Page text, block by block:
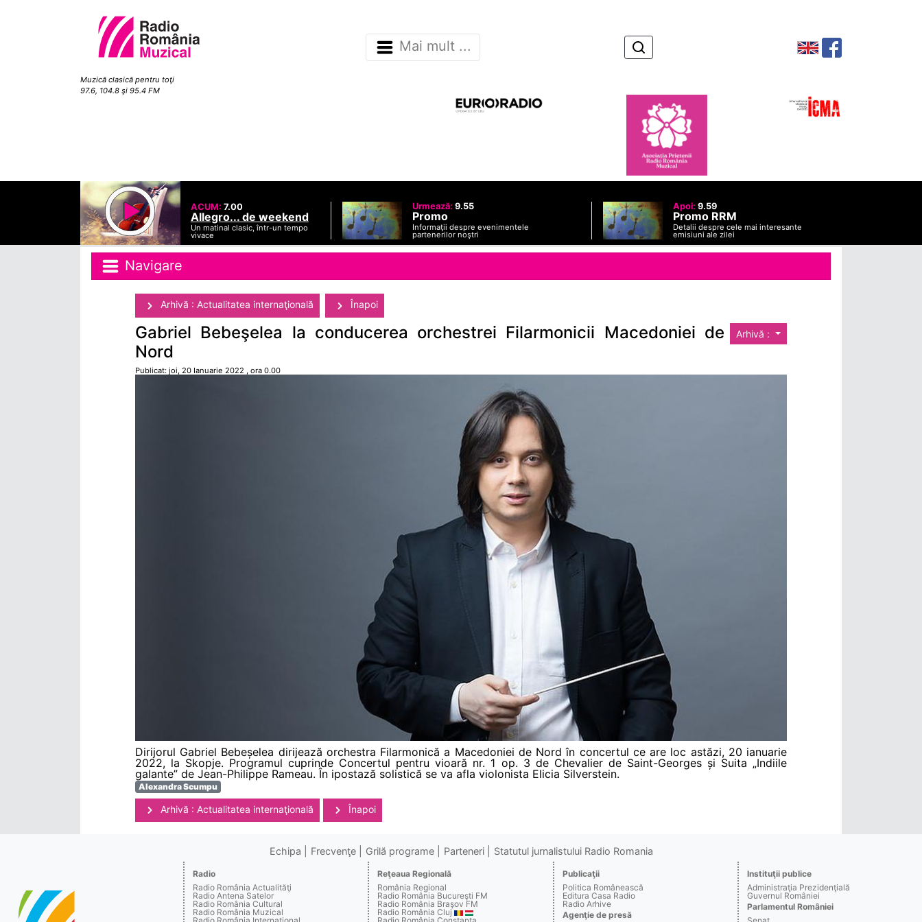
Muzică clasică pentru toţi
97.6, 104.8 şi 95.4 FM
Mai mult ...
ACUM: 7.00
Allegro... de weekend
Un matinal clasic, într-un tempo
vivace
Urmează: 9.55
Promo
Informaţii despre evenimentele
partenerilor noştri
Apoi: 9.59
Promo RRM
Detalii despre cele mai interesante
emisiuni ale zilei
Navigare
Arhivă : Actualitatea internaţională Înapoi
Arhivă :
Gabriel Bebeşelea la conducerea orchestrei Filarmonicii Macedoniei de
Nord
Publicat: joi, 20 Ianuarie 2022 , ora 0.00
Dirijorul Gabriel Bebeșelea dirijează orchestra Filarmonică a Macedoniei de Nord în concertul ce are loc astăzi, 20 ianuarie
2022, la Skopje. Programul cuprinde Concertul pentru vioară nr. 1 op. 3 de Chevalier de Saint-Georges și Suita „Indiile
galante” de Jean-Philippe Rameau. În ipostază solistică se va afla violonista Elicia Silverstein.
Alexandra Scumpu
Arhivă : Actualitatea internaţională Înapoi
Echipa Frecvenţe Grilă programe Parteneri Statutul jurnalistului Radio Romania
Radio
Radio România Actualităţi
Radio Antena Satelor
Radio România Cultural
Radio România Muzical
Reţeaua Regională
România Regional
Radio România Bucureşti FM
Radio România Braşov FM
Radio România Cluj
Publicaţii
Politica Românească
Editura Casa Radio
Radio Arhive
Agenţie de presă
Instituţii publice
Administraţia Prezidenţială
Guvernul României
Parlamentul României